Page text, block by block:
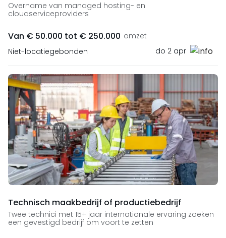
Overname van managed hosting- en
cloudserviceproviders
Van € 50.000 tot € 250.000 omzet
Niet-locatiegebonden
do 2 apr
Technisch maakbedrijf of productiebedrijf
Twee technici met 15+ jaar internationale ervaring zoeken
een gevestigd bedrijf om voort te zetten